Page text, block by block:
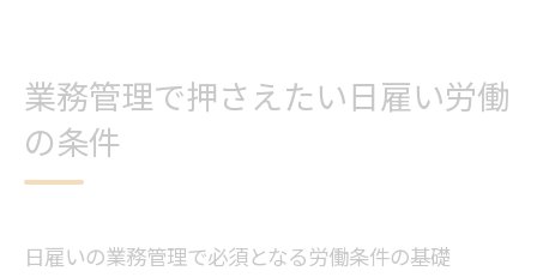
業務管理で押さえたい日雇い労働
の条件
日雇いの業務管理で必須となる労働条件の基礎